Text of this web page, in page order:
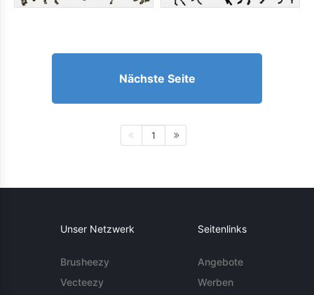
Nächste Seite
1
Unser Netzwerk
Brusheezy
Vecteezy
Seitenlinks
Angebote
Werben